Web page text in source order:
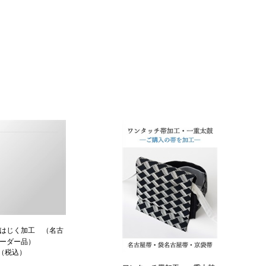
じく加工 （名古
ダー品）
込）